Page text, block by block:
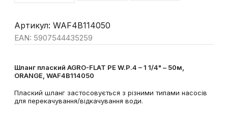
Артикул: WAF4B114050
EAN: 5907544435259
Шланг плаский AGRO-FLAT PE W.P.4 – 1 1/4" – 50м,
ORANGE, WAF4B114050
Плаский шланг застосовується з різними типами насосів
для перекачування/відкачування води.